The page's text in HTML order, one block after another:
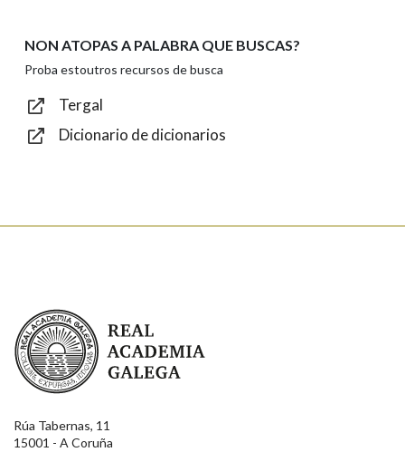
Texto de verificación
NON ATOPAS A PALABRA QUE BUSCAS?
Proba estoutros recursos de busca
Tergal
Dicionario de dicionarios
Real Academia Galega
Rúa Tabernas, 11
15001 - A Coruña